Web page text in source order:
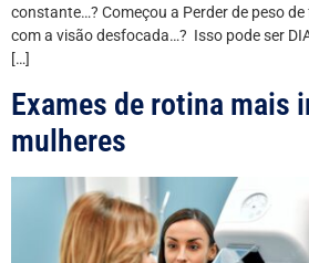
constante…? Começou a Perder de peso
com a visão desfocada…? Isso pode ser
[…]
Exames de rotina mais
mulheres